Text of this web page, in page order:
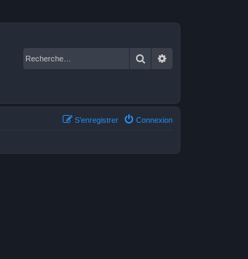
Rechercher
Connexion
S’enregistrer